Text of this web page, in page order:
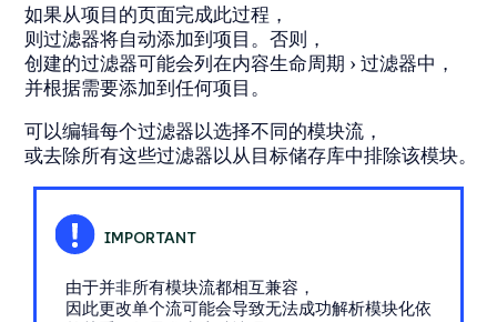
如果从项目的页面完成此过程，
则过滤器将自动添加到项目。否则，
创建的过滤器可能会列在内容生命周期 过滤器中，
并根据需要添加到任何项目。
可以编辑每个过滤器以选择不同的模块流，
或去除所有这些过滤器以从目标储存库中排除该模块。
由于并非所有模块流都相互兼容，
因此更改单个流可能会导致无法成功解析模块化依